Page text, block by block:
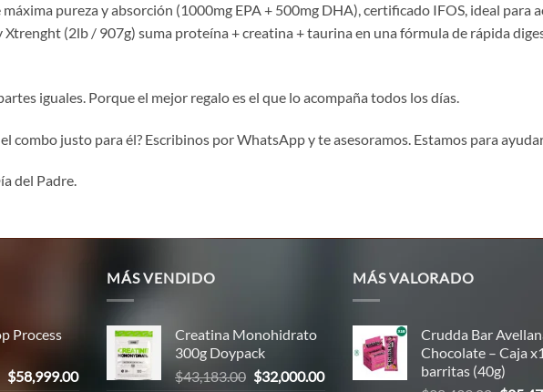
máxima pureza y absorción (1000mg EPA + 500mg DHA), certificado IFOS, ideal
Xtrenght (2lb / 907g) suma proteína + creatina + taurina en una fórmula de rápida
iguales. Porque el mejor regalo es el que lo acompaña todos los días.
el combo justo para él? Escribinos por WhatsApp y te asesoramos. Estamos para
del Padre.
Process
El
$58,999.00El
MÁS VENDIDO
Creatina Monohidrato
300g Doypack
$43,183.00 El
$32,000.00El
MÁS VALORADO
Crudda Bar
Chocolate – Caja
barritas (40g)